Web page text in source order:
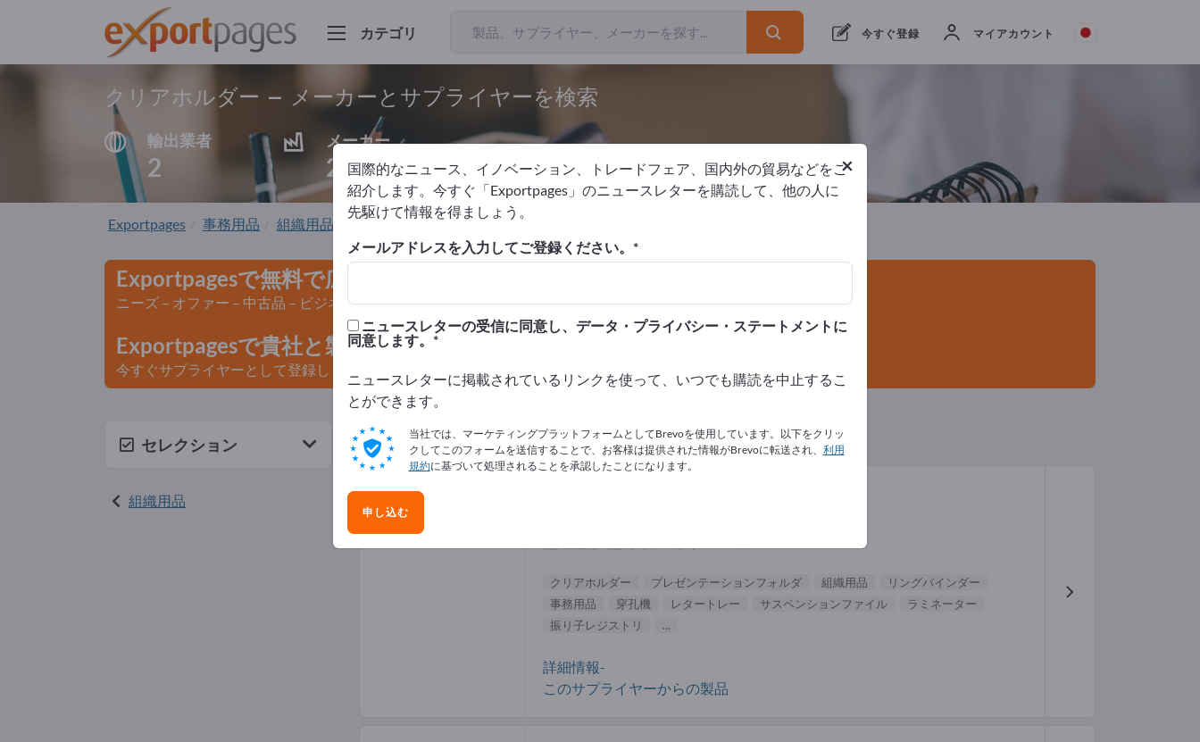
カテゴリ 今すぐ登録 マイアカウント
クリアホルダー – メーカーとサプライヤーを検索
輸出業者
2
メーカー
2
輸出業者 2 メーカー
Exportpages 事務用品 組織用品 クリアホルダー
Exportpagesで無料で広告を掲載！
ニーズ – オファー – 中古品 – ビジネスコンタクト >> ここから始める
Exportpagesで貴社と製品を掲載しましょう。
今すぐサプライヤーとして登録し、認知度を高めましょう>> こちらから掲載
セレクション
組織用品
クリアホルダー サプライヤー (2)
クリアホルダー プレゼンテーションフォルダ 組織用品
リングバインダー
事務用品
穿孔機 レタートレー サスペンションファイル
ラミネーター
振り子レジストリ
...
詳細情報-
このサプライヤーからの製品
×
国際的なニュース、イノベーション、トレードフェア、国内外の貿易などをご
紹介します。今すぐ「Exportpages」のニュースレターを購読して、他の人に
先駆けて情報を得ましょう。
メールアドレスを入力してご登録ください。
ニュースレターの受信に同意し、データ・プライバシー・ステートメントに
同意します。
ニュースレターに掲載されているリンクを使って、いつでも購読を中止するこ
とができます。
当社では、マーケティングプラットフォームとしてBrevoを使用しています。以下をクリッ
クしてこのフォームを送信することで、お客様は提供された情報がBrevoに転送され、 利用
規約に基づいて処理されることを承認したことになります。
申し込む